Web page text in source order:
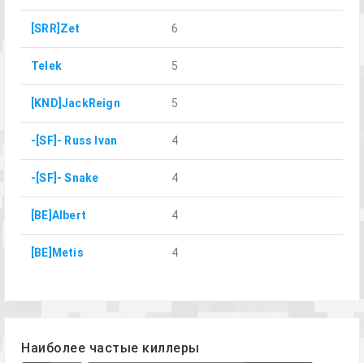
[SRR]Zet 6
Telek 5
[KND]JackReign 5
-[SF]- Russ Ivan 4
-[SF]- Snake 4
[BE]Albert 4
[BE]Metis 4
Наиболее частые киллеры